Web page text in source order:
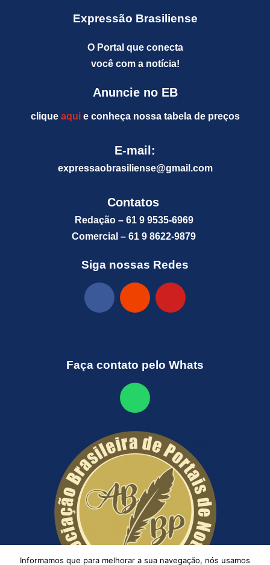
Expressão Brasiliense
O Portal que conecta
você com a notícia!
Anuncie no EB
clique aquie conheça nossa tabela de preços
E-mail:
expressaobrasiliense@gmail.com
Contatos
Redação – 61 9 9535-6969
Comercial – 61 9 8622-9879
Siga nossas Redes
Faça contato pelo Whats
Informamos que para melhorar a sua navegação, nós usamos